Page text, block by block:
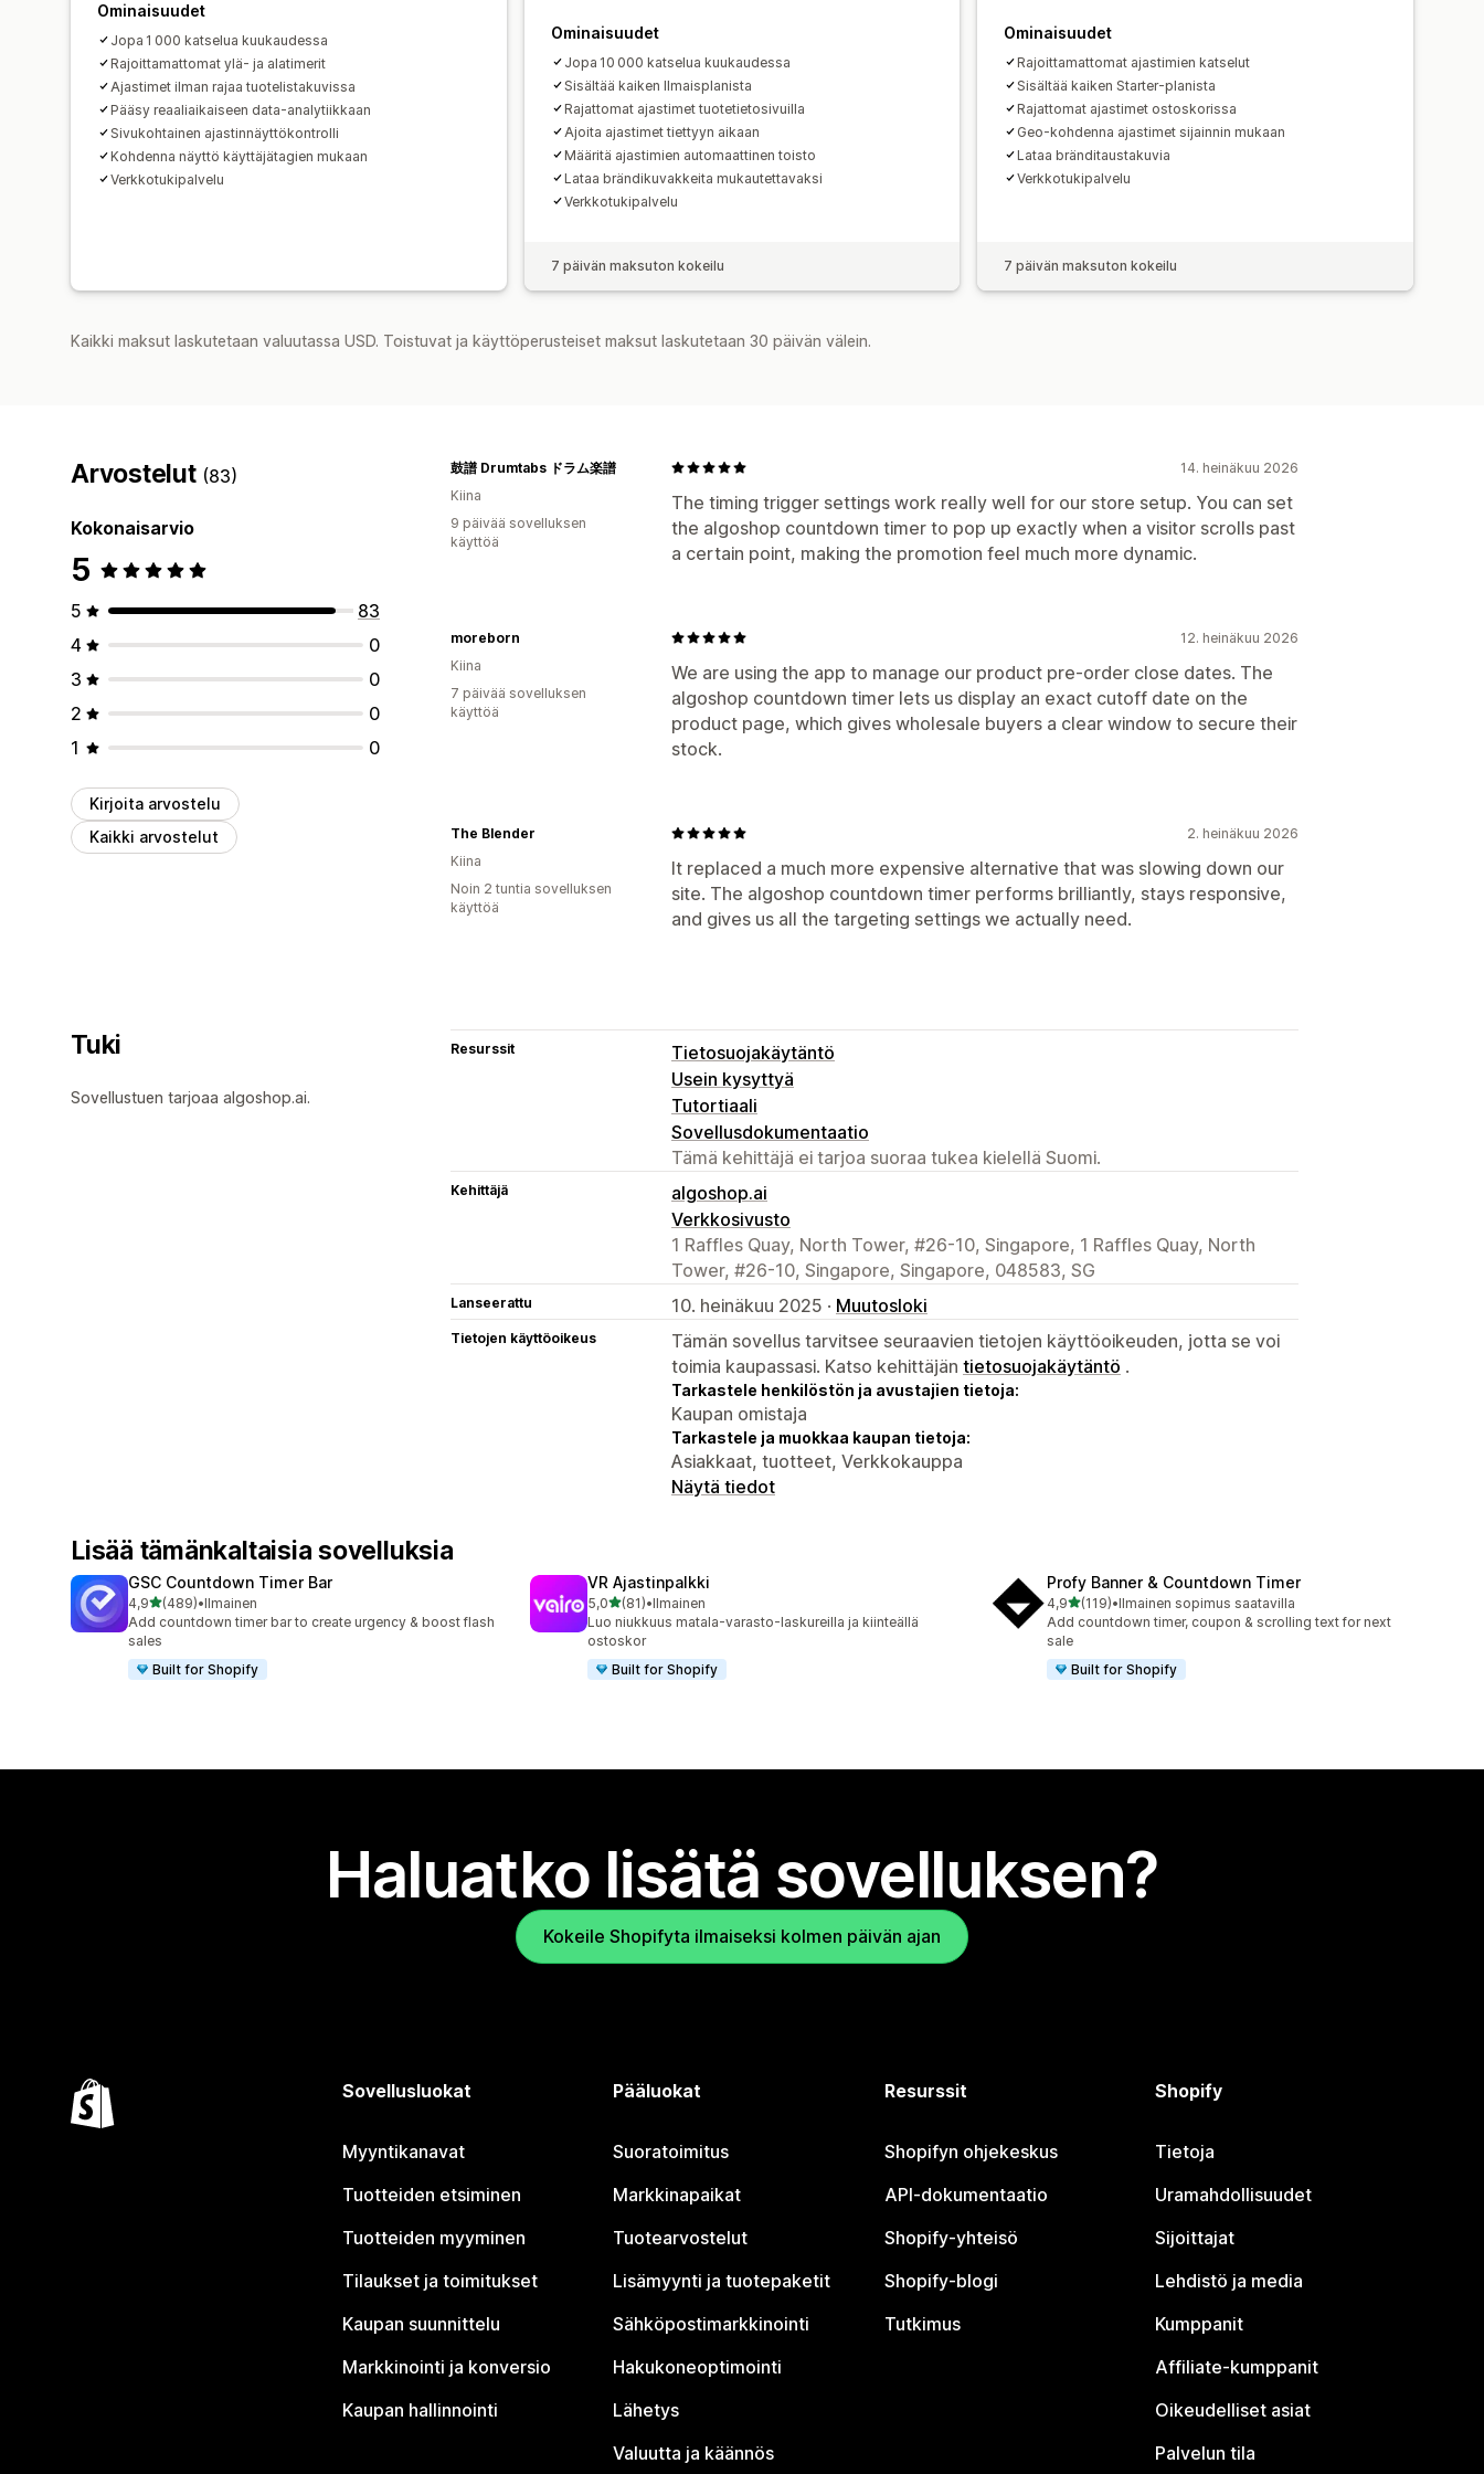
Kaupan avaaminen
A/B-testaus Käyttäytymisen seuranta
Lämpökartat
Tehokkuuden seuranta
Reaaliaikainen analytiikka Liikenneraportit
Asiakassegmentit
Ominaisuudet
Jopa 1 000 katselua kuukaudessa
Rajoittamattomat ylä- ja alatimerit
Ajastimet ilman rajaa tuotelistakuvissa
Pääsy reaaliaikaiseen data-analytiikkaan
Sivukohtainen ajastinnäyttökontrolli
Kohdenna näyttö käyttäjätagien mukaan
Verkkotukipalvelu
Ominaisuudet
Jopa 10 000 katselua kuukaudessa
Sisältää kaiken Ilmaisplanista
Rajattomat ajastimet tuotetietosivuilla
Ajoita ajastimet tiettyyn aikaan
Määritä ajastimien automaattinen toisto
Lataa brändikuvakkeita mukautettavaksi
Verkkotukipalvelu
7 päivän maksuton kokeilu
Ominaisuudet
Rajoittamattomat ajastimien katselut
Sisältää kaiken Starter-planista
Rajattomat ajastimet ostoskorissa
Geo-kohdenna ajastimet sijainnin mukaan
Lataa bränditaustakuvia
Verkkotukipalvelu
7 päivän maksuton kokeilu
Kaikki maksut laskutetaan valuutassa USD. Toistuvat ja käyttöperusteiset maksut laskutetaan 30 päivän välein.
Arvostelut (83)
Kokonaisarvio
5
5
83
4
0
3
0
2
0
1
0
Kirjoita arvostelu
Kaikki arvostelut
14. heinäkuu 2026
The timing trigger settings work really well for our store setup. You can set
the algoshop countdown timer to pop up exactly when a visitor scrolls past
a certain point, making the promotion feel much more dynamic.
鼓譜 Drumtabs ドラム楽譜
Kiina
9 päivää sovelluksen
käyttöä
12. heinäkuu 2026
We are using the app to manage our product pre-order close dates. The
algoshop countdown timer lets us display an exact cutoff date on the
product page, which gives wholesale buyers a clear window to secure their
stock.
moreborn
Kiina
7 päivää sovelluksen
käyttöä
2. heinäkuu 2026
It replaced a much more expensive alternative that was slowing down our
site. The algoshop countdown timer performs brilliantly, stays responsive,
and gives us all the targeting settings we actually need.
The Blender
Kiina
Noin 2 tuntia sovelluksen
käyttöä
Tuki
Sovellustuen tarjoaa algoshop.ai.
Resurssit
Tietosuojakäytäntö
Usein kysyttyä
Tutortiaali
Sovellusdokumentaatio
Tämä kehittäjä ei tarjoa suoraa tukea kielellä Suomi.
Kehittäjä
algoshop.ai
Verkkosivusto
1 Raffles Quay, North Tower, #26-10, Singapore, 1 Raffles Quay, North
Tower, #26-10, Singapore, Singapore, 048583, SG
Lanseerattu 10. heinäkuu 2025 · Muutosloki
Tietojen käyttöoikeus
Tämän sovellus tarvitsee seuraavien tietojen käyttöoikeuden, jotta se voi
toimia kaupassasi. Katso kehittäjän tietosuojakäytäntö .
Tarkastele henkilöstön ja avustajien tietoja:
Kaupan omistaja
Tarkastele ja muokkaa kaupan tietoja:
Asiakkaat, tuotteet, Verkkokauppa
Näytä tiedot
Lisää tämänkaltaisia sovelluksia
GSC Countdown Timer Bar
4,9/ 5 tähteä
(489)
489 arvostelua yhteensä
•Ilmainen
Add countdown timer bar to create urgency & boost flash
sales
Built for Shopify
VR Ajastinpalkki
5,0/ 5 tähteä
(81)
81 arvostelua yhteensä
•Ilmainen
Luo niukkuus matala-varasto-laskureilla ja kiinteällä
ostoskor
Built for Shopify
Profy Banner & Countdown Timer
4,9/ 5 tähteä
(119)
119 arvostelua yhteensä
•Ilmainen sopimus saatavilla
Add countdown timer, coupon & scrolling text for next
sale
Built for Shopify
Haluatko lisätä sovelluksen?
Kokeile Shopifyta ilmaiseksi kolmen päivän ajan
Sovellusluokat
Myyntikanavat
Tuotteiden etsiminen
Tuotteiden myyminen
Tilaukset ja toimitukset
Kaupan suunnittelu
Markkinointi ja konversio
Kaupan hallinnointi
Pääluokat
Suoratoimitus
Markkinapaikat
Tuotearvostelut
Lisämyynti ja tuotepaketit
Sähköpostimarkkinointi
Hakukoneoptimointi
Lähetys
Valuutta ja käännös
Resurssit
Shopifyn ohjekeskus
API-dokumentaatio
Shopify-yhteisö
Shopify-blogi
Tutkimus
Shopify
Tietoja
Uramahdollisuudet
Sijoittajat
Lehdistö ja media
Kumppanit
Affiliate-kumppanit
Oikeudelliset asiat
Palvelun tila